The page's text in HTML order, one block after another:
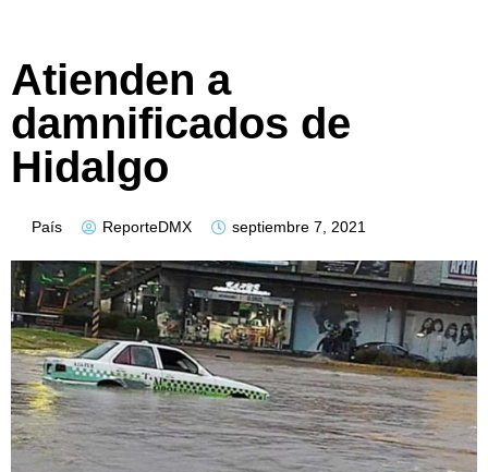
Atienden a
damnificados de
Hidalgo
País ReporteDMX septiembre 7, 2021